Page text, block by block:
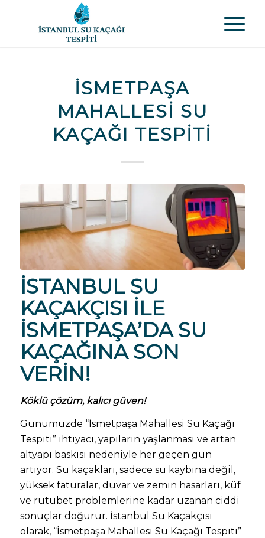
İSMETPAŞA
MAHALLESI SU
KAÇAĞI TESPITI
İSTANBUL SU
KAÇAKÇISI ILE
İSMETPAŞA’DA SU
KAÇAĞINA SON
VERIN!
Köklü çözüm, kalıcı güven!
Günümüzde “İsmetpaşa Mahallesi Su Kaçağı
Tespiti” ihtiyacı, yapıların yaşlanması ve artan
altyapı baskısı nedeniyle her geçen gün
artıyor. Su kaçakları, sadece su kaybına değil,
yüksek faturalar, duvar ve zemin hasarları, küf
ve rutubet problemlerine kadar uzanan ciddi
sonuçlar doğurur. İstanbul Su Kaçakçısı
olarak, “İsmetpaşa Mahallesi Su Kaçağı Tespiti”